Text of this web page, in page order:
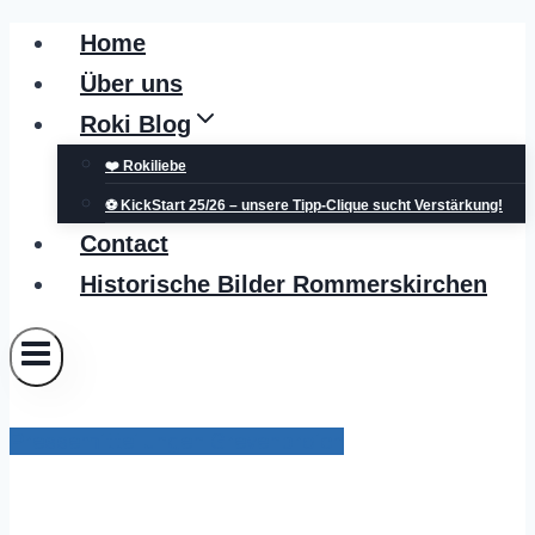
Zum
Inhalt
springen
Home
Über uns
Roki Blog
❤️ Rokiliebe
⚽ KickStart 25/26 – unsere Tipp-Clique sucht Verstärkung!
Contact
Historische Bilder Rommerskirchen